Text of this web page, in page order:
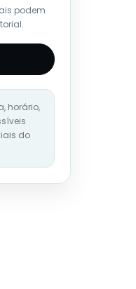
podem
horário,
do